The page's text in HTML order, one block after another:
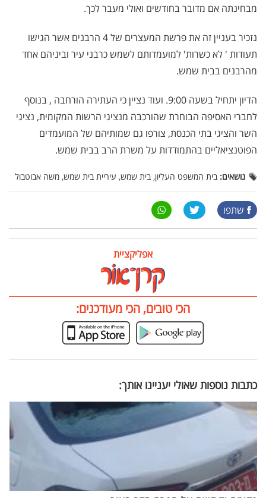
מבחינתה אם מדובר בחודשים ואולי מעבר לכך.
נזכיר בעניין זה את פרשת המעצרים של 4 הרבנים אשר הגישו
תעודות ' לא כשרות' למועמדותם לשמש כרבני עיר וביניהם אחד
מהרבנים בבית שמש.
הדיון יתחיל בשעה 9:00. ועוד נציין כי העתירה הורחבה , בנוסף
לחברי האסיפה הבוחרת שהורכבה מנציגי הרשות המקומית, נציגי
השר והציגי בתי הכנסת, צורפו גם שמותיהם של המועמדים
הפוטנציאליים בהתמודדות על משרת הרב בבית שמש.
נושאים: בית המשפט העליון, בית שמש, עיריית בית שמש, משה אבוטבול
שתפו
אפליקציית
הכי טובים, הכי מעודכנים:
כתבות נוספות שאולי יעניינו אותך: